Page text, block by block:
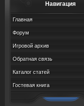
Навигация
Главная
Форум
Игровой архив
Обратная связь
Каталог статей
Гостевая книга